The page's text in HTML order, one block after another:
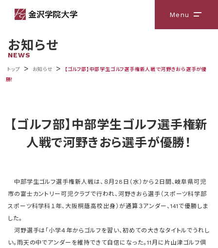
Menu メニ
お知らせ
NEWS
トップ > お知らせ >
【ゴルフ部】中部学生ゴルフ選手権新人戦で河野きおら選手が優
勝！
【ゴルフ部】中部学生ゴルフ選手権新
人戦で河野きおら選手が優勝！
中部学生ゴルフ選手権新人戦は、８月28日（水）から２日間、岐阜県可児
市の富士カントリー可児クラブで行われ、河野きおら選手（スポーツ科学部
スポーツ科学科１年、大阪桐蔭高校出身）が通算３アンダー、141で優勝しま
した。
河野選手は「小学４年からゴルフを習い、初めての大きなタイトルでうれし
い。雨天の中でアンダーを維持できて自信になった。11月に片山津ゴルフ倶